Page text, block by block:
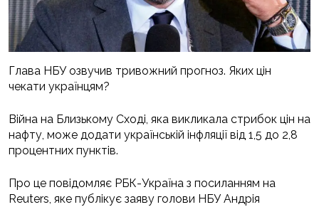
Глава НБУ озвучив тривожний прогноз. Яких цін
чекати українцям?
Війна на Близькому Сході, яка викликала стрибок цін на
нафту, може додати українській інфляції від 1,5 до 2,8
процентних пунктів.
Про це повідомляє РБК-Україна з посиланням на
Reuters, яке публікує заяву голови НБУ Андрія